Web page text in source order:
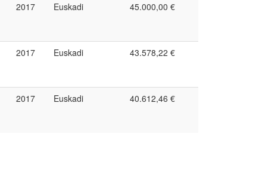
2017 Euskadi 45.000,00 €
2017 Euskadi 43.578,22 €
2017 Euskadi 40.612,46 €